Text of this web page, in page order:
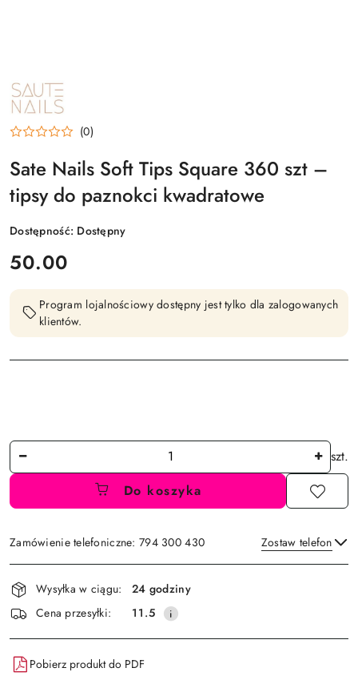
NAZWA
PRODUCENTA:
SAUTE
NAILS
(0)
Sate Nails Soft Tips Square 360 szt –
tipsy do paznokci kwadratowe
Dostępność: Dostępny
cena:
50.00
Program lojalnościowy dostępny jest tylko dla zalogowanych
klientów.
Ilość
szt.
Do koszyka
Zamówienie telefoniczne: 794 300 430 Zostaw telefon
Wyślij
Dostępność
i
dostawa
Wysyłka w ciągu:
24 godziny
Cena przesyłki:
11.5
Pobierz produkt do PDF